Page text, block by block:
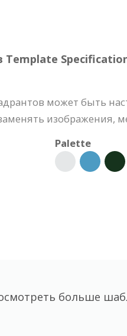
может быть
изображения,
Palette
больше